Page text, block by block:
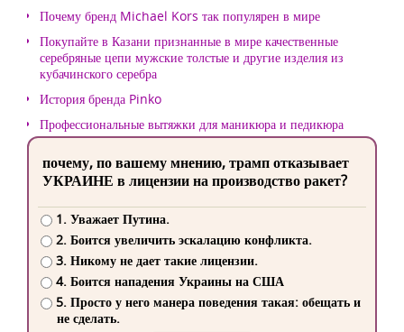
Почему бренд Michael Kors так популярен в мире
Покупайте в Казани признанные в мире качественные
серебряные цепи мужские толстые и другие изделия из
кубачинского серебра
История бренда Pinko
Профессиональные вытяжки для маникюра и педикюра
почему, по вашему мнению, трамп отказывает
УКРАИНЕ в лицензии на производство ракет?
1. Уважает Путина.
2. Боится увеличить эскалацию конфликта.
3. Никому не дает такие лицензии.
4. Боится нападения Украины на США
5. Просто у него манера поведения такая: обещать и
не сделать.